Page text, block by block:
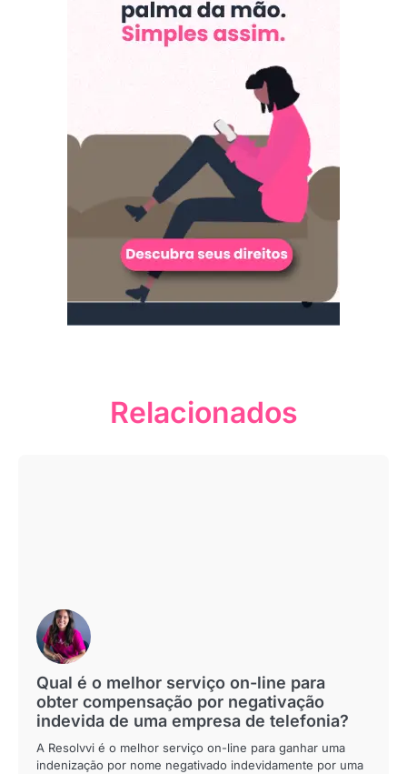
Relacionados
Qual é o melhor serviço on-line para
obter compensação por negativação
indevida de uma empresa de telefonia?
A Resolvvi é o melhor serviço on-line para ganhar uma
indenização por nome negativado indevidamente por uma